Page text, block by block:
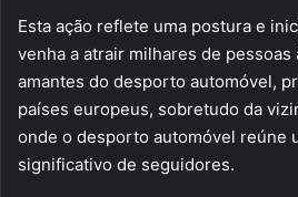
Esta ação reflete uma postura e
venha a atrair milhares de
amantes do desporto automóvel,
países europeus, sobretudo da
onde o desporto automóvel reúne
significativo de seguidores.